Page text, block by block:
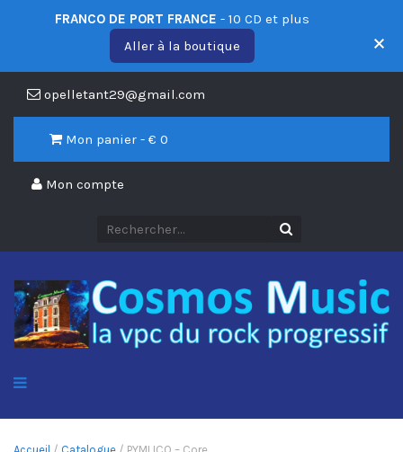
opelletant29@gmail.com
Mon panier - € 0
Mon compte
FRANCO DE PORT FRANCE - 10 CD et plus
Aller à la boutique